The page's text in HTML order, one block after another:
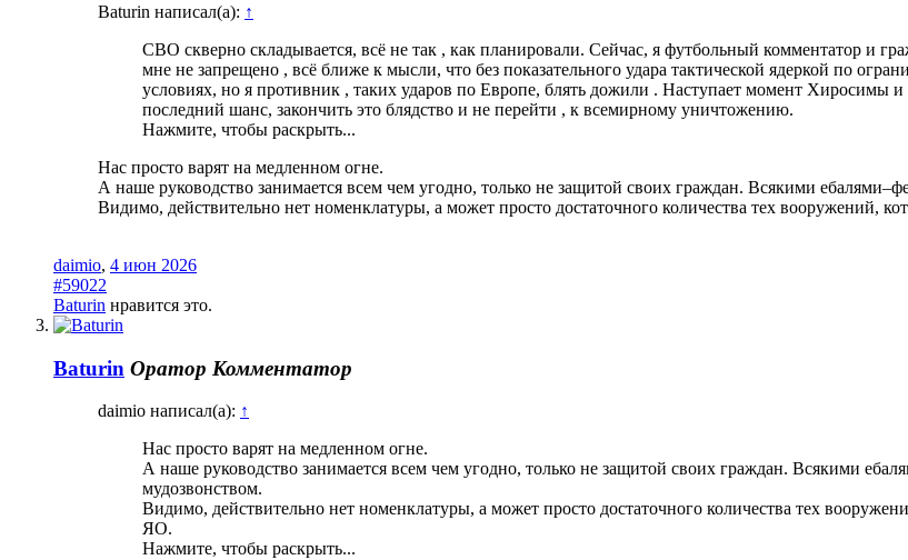
Baturin написал(а): ↑
СВО скверно складывается, всё не так , как планировали. Сейчас, я футбольный комментатор и
мне не запрещено , всё ближе к мысли, что без показательного удара тактической ядеркой по
условиях, но я противник , таких ударов по Европе, блять дожили . Наступает момент Хиросимы
последний шанс, закончить это блядство и не перейти , к всемирному уничтожению.
Нажмите, чтобы раскрыть...
Нас просто варят на медленном огне.
А наше руководство занимается всем чем угодно, только не защитой своих граждан. Всякими
Видимо, действительно нет номенклатуры, а может просто достаточного количества тех вооружений,
daimio, 4 июн 2026
#59022
Baturin нравится это.
Baturin Оратор Комментатор
daimio написал(а): ↑
Нас просто варят на медленном огне.
А наше руководство занимается всем чем угодно, только не защитой своих граждан. Всякими
мудозвонством.
Видимо, действительно нет номенклатуры, а может просто достаточного количества тех
ЯО.
Нажмите, чтобы раскрыть...